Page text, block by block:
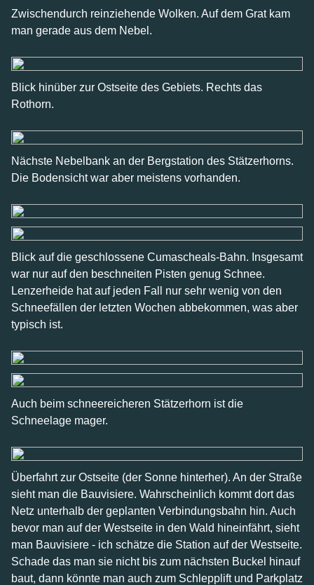
Zwischendurch reinziehende Wolken. Auf dem Grat kam
man gerade aus dem Nebel.
Blick hinüber zur Ostseite des Gebiets. Rechts das
Rothorn.
Nächste Nebelbank an der Bergstation des Stätzerhorns.
Die Bodensicht war aber meistens vorhanden.
Blick auf die geschlossene Cumascheals-Bahn. Insgesamt
war nur auf den beschneiten Pisten genug Schnee.
Lenzerheide hat auf jeden Fall nur sehr wenig von den
Schneefällen der letzten Wochen abbekommen, was aber
typisch ist.
Auch beim schneereicheren Stätzerhorn ist die
Schneelage mager.
Überfahrt zur Ostseite (der Sonne hinterher). An der Straße
sieht man die Bauvisiere. Wahrscheinlich kommt dort das
Netz unterhalb der geplanten Verbindungsbahn hin. Auch
bevor man auf der Westseite in den Wald hineinfährt, sieht
man Bauvisiere - ich schätze die Station auf der Westseite.
Schade das man sie nicht bis zum nächsten Buckel hinauf
baut, dann könnte man auch zum Schlepplift und Parkplatz